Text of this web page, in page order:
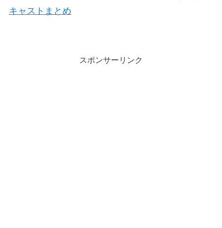
キャストまとめ
スポンサーリンク